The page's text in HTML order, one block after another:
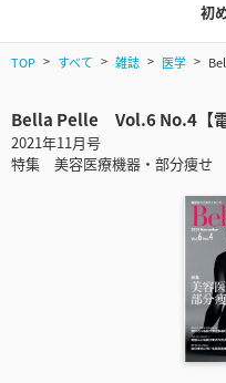
初
TOP すべて 雑誌 医学
Bella Pelle Vol.6 No.4【電
2021年11月号
特集 美容医療機器・部分痩せ